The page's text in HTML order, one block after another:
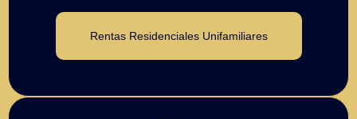
Rentas Residenciales Unifamiliares